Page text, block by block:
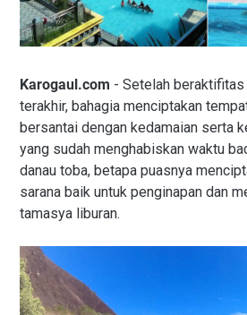
Karogaul.com - Setelah
terakhir, bahagia menciptakan
bersantai dengan kedamaian serta
yang sudah menghabiskan waktu
danau toba, betapa puasnya
sarana baik untuk penginapan dan
tamasya liburan.